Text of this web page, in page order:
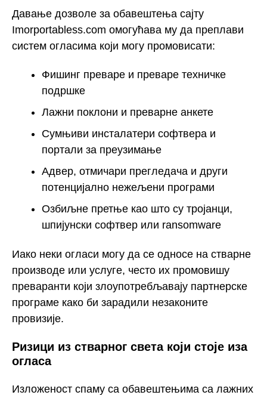
Давање дозволе за обавештења сајту
Imorportabless.com омогућава му да преплави
систем огласима који могу промовисати:
Фишинг преваре и преваре техничке
подршке
Лажни поклони и преварне анкете
Сумњиви инсталатери софтвера и
портали за преузимање
Адвер, отмичари прегледача и други
потенцијално нежељени програми
Озбиљне претње као што су тројанци,
шпијунски софтвер или ransomware
Иако неки огласи могу да се односе на стварне
производе или услуге, често их промовишу
преваранти који злоупотребљавају партнерске
програме како би зарадили незаконите
провизије.
Ризици из стварног света који стоје иза
огласа
Изложеност спаму са обавештењима са лажних